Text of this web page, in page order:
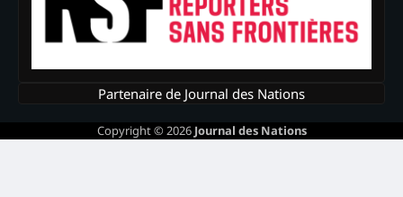
Partenaire de Journal des Nations
Copyright © 2026 Journal des Nations